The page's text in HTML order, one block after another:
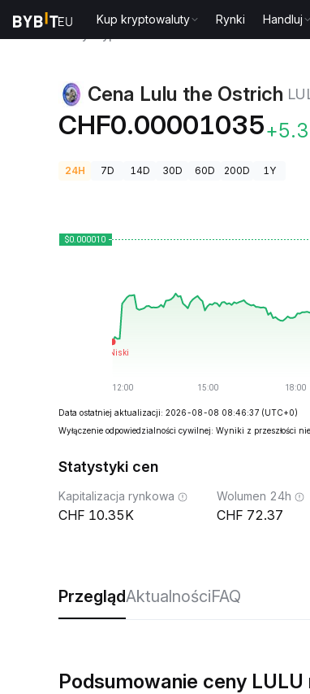
Kup kryptowaluty Rynki Handluj
Cena Lulu the Ostrich
CHF0.00001035
24H 7D 14D 30D 60D 200D 1Y
Data ostatniej aktualizacji: 2026-08-08 08:46:37 (UTC+0)
Wyłączenie odpowiedzialności cywilnej: Wyniki z przeszłości
Statystyki cen
Kapitalizacja rynkowa
10.35K
Wolumen 24h
72.37
PrzeglądAktualnościFAQ
Podsumowanie ceny LULU